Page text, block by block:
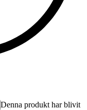
Denna produkt har blivit